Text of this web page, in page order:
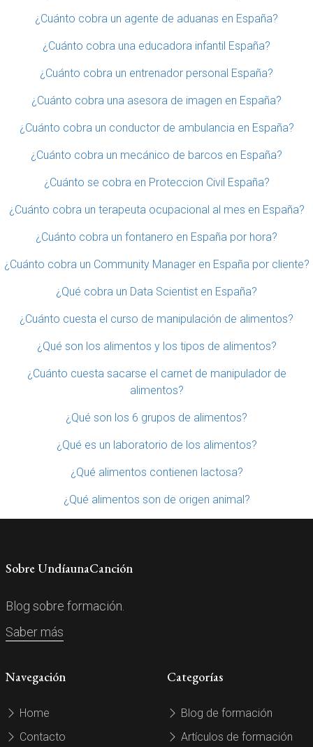
¿Cuánto cobra un agente de aduanas en España?
¿Cuánto cobra una educadora infantil España?
¿Cuánto cobra un entrenador personal España?
¿Cuánto cobra una asesora de imagen en España?
¿Cuánto cobra un conductor de ambulancia en España?
¿Cuánto cobra un mecánico de barcos en España?
¿Cuánto se cobra en Proteccion Civil España?
¿Cuánto cobra un terapeuta ocupacional al mes en España?
¿Cuánto cobra un fontanero en España por hora?
¿Cuánto cobra un Community Manager en España por cliente?
¿Qué cobra un Data Scientist en España?
¿Cuánto cuesta el curso de manipulación de alimentos?
¿Qué son los alimentos y los tipos de alimentos?
¿Cuánto cuesta sacarse el carnet de manipulador de
alimentos?
¿Qué son los 6 grupos de alimentos?
¿Qué es un laboratorio de los alimentos?
¿Qué alimentos contienen lactosa?
¿Qué alimentos son de origen animal?
Sobre UndíaunaCanción
Blog sobre formación.
Saber más
Navegación
Home
Contacto
Categorías
Blog de formación
Artículos de formación